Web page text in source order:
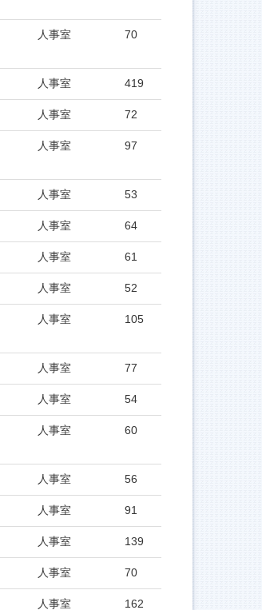
人事室 70
人事室 419
人事室 72
人事室 97
人事室 53
人事室 64
人事室 61
人事室 52
人事室 105
人事室 77
人事室 54
人事室 60
人事室 56
人事室 91
人事室 139
人事室 70
人事室 162